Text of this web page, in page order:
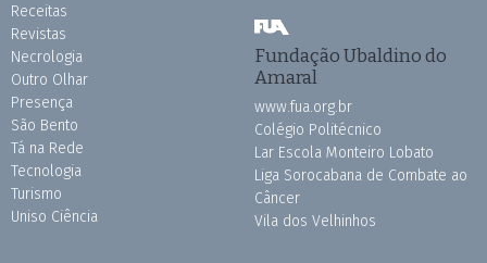
Receitas
Revistas
Necrologia
Outro Olhar
Presença
São Bento
Tá na Rede
Tecnologia
Turismo
Uniso Ciência
Fundação Ubaldino do
Amaral
www.fua.org.br
Colégio Politécnico
Lar Escola Monteiro Lobato
Liga Sorocabana de Combate ao
Câncer
Vila dos Velhinhos